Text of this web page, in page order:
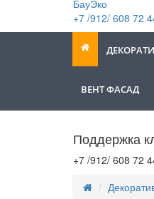
+7 /912/ 608 72
ВЕНТ ФАСАД
Поддержка
+7 /912/ 608 72